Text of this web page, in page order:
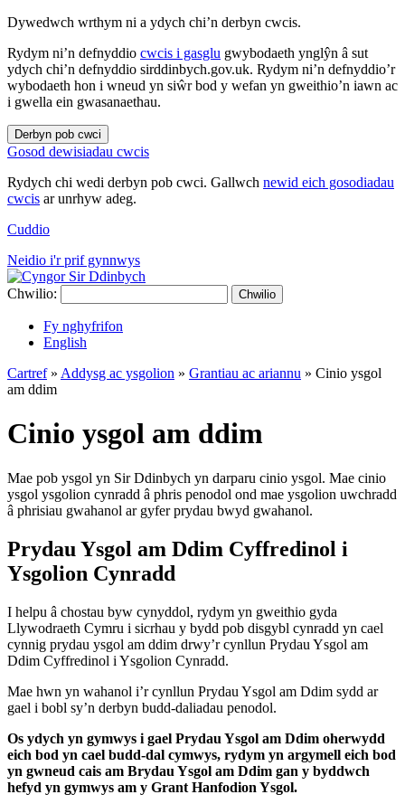
Dywedwch wrthym ni a ydych chi’n derbyn cwcis.
Rydym ni’n defnyddio cwcis i gasglu gwybodaeth ynglŷn â sut
ydych chi’n defnyddio sirddinbych.gov.uk. Rydym ni’n defnyddio’r
wybodaeth hon i wneud yn siŵr bod y wefan yn gweithio’n iawn ac
i gwella ein gwasanaethau.
Derbyn pob cwci
Gosod dewisiadau cwcis
Rydych chi wedi derbyn pob cwci. Gallwch newid eich gosodiadau
cwcis ar unrhyw adeg.
Cuddio
Neidio i'r prif gynnwys
Chwilio: Chwilio
Fy nghyfrifon
English
Cartref» Addysg ac ysgolion » Grantiau ac ariannu » Cinio ysgol
am ddim
Cinio ysgol am ddim
Mae pob ysgol yn Sir Ddinbych yn darparu cinio ysgol. Mae cinio
ysgol ysgolion cynradd â phris penodol ond mae ysgolion uwchradd
â phrisiau gwahanol ar gyfer prydau bwyd gwahanol.
Prydau Ysgol am Ddim Cyffredinol i
Ysgolion Cynradd
I helpu â chostau byw cynyddol, rydym yn gweithio gyda
Llywodraeth Cymru i sicrhau y bydd pob disgybl cynradd yn cael
cynnig prydau ysgol am ddim drwy’r cynllun Prydau Ysgol am
Ddim Cyffredinol i Ysgolion Cynradd.
Mae hwn yn wahanol i’r cynllun Prydau Ysgol am Ddim sydd ar
gael i bobl sy’n derbyn budd-daliadau penodol.
Os ydych yn gymwys i gael Prydau Ysgol am Ddim oherwydd
eich bod yn cael budd-dal cymwys, rydym yn argymell eich bod
yn gwneud cais am Brydau Ysgol am Ddim gan y byddwch
hefyd yn gymwys am y Grant Hanfodion Ysgol.